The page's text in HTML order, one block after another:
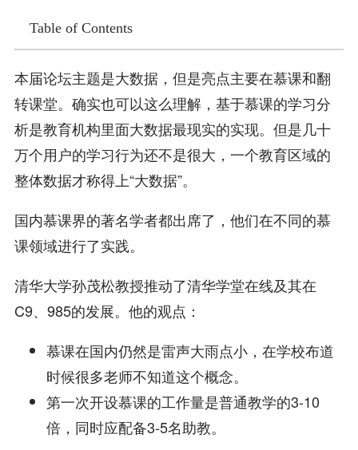
Table of Contents
本届论坛主题是大数据，但是亮点主要在慕课和翻
转课堂。确实也可以这么理解，基于慕课的学习分
析是教育机构里面大数据最现实的实现。但是几十
万个用户的学习行为还不是很大，一个教育区域的
整体数据才称得上“大数据”。
国内慕课界的著名学者都出席了，他们在不同的慕
课领域进行了实践。
清华大学孙茂松教授推动了清华学堂在线及其在
C9、985的发展。他的观点：
慕课在国内仍然是雷声大雨点小，在学校布道
时候很多老师不知道这个概念。
第一次开设慕课的工作量是普通教学的3-10
倍，同时应配备3-5名助教。